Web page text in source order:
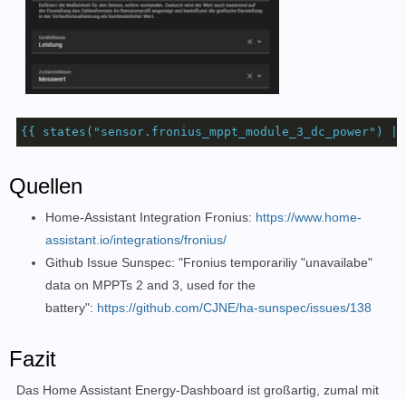
{{ states("sensor.fronius_mppt_module_3_dc_power")
Quellen
Home-Assistant Integration Fronius: https://www.home-
assistant.io/integrations/fronius/
Github Issue Sunspec: "Fronius temporariliy "unavailabe"
data on MPPTs 2 and 3, used for the
battery": https://github.com/CJNE/ha-sunspec/issues/138
Fazit
Das Home Assistant Energy-Dashboard ist großartig, zumal mit